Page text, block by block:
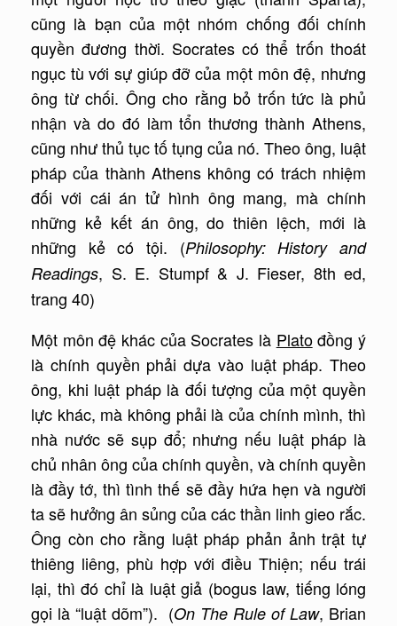
cũng là bạn của một nhóm chống đối chính
quyền đương thời. Socrates có thể trốn thoát
ngục tù với sự giúp đỡ của một môn đệ, nhưng
ông từ chối. Ông cho rằng bỏ trốn tức là phủ
nhận và do đó làm tổn thương thành Athens,
cũng như thủ tục tố tụng của nó. Theo ông, luật
pháp của thành Athens không có trách nhiệm
đối với cái án tử hình ông mang, mà chính
những kẻ kết án ông, do thiên lệch, mới là
những kẻ có tội. (Philosophy: History and
Readings, S. E. Stumpf & J. Fieser, 8th ed,
trang 40)
Một môn đệ khác của Socrates là Platođồng ý
là chính quyền phải dựa vào luật pháp. Theo
ông, khi luật pháp là đối tượng của một quyền
lực khác, mà không phải là của chính mình, thì
nhà nước sẽ sụp đổ; nhưng nếu luật pháp là
chủ nhân ông của chính quyền, và chính quyền
là đầy tớ, thì tình thế sẽ đầy hứa hẹn và người
ta sẽ hưởng ân sủng của các thần linh gieo rắc.
Ông còn cho rằng luật pháp phản ảnh trật tự
thiêng liêng, phù hợp với điều Thiện; nếu trái
lại, thì đó chỉ là luật giả (bogus law, tiếng lóng
gọi là “luật dõm”). (On The Rule of Law, Brian